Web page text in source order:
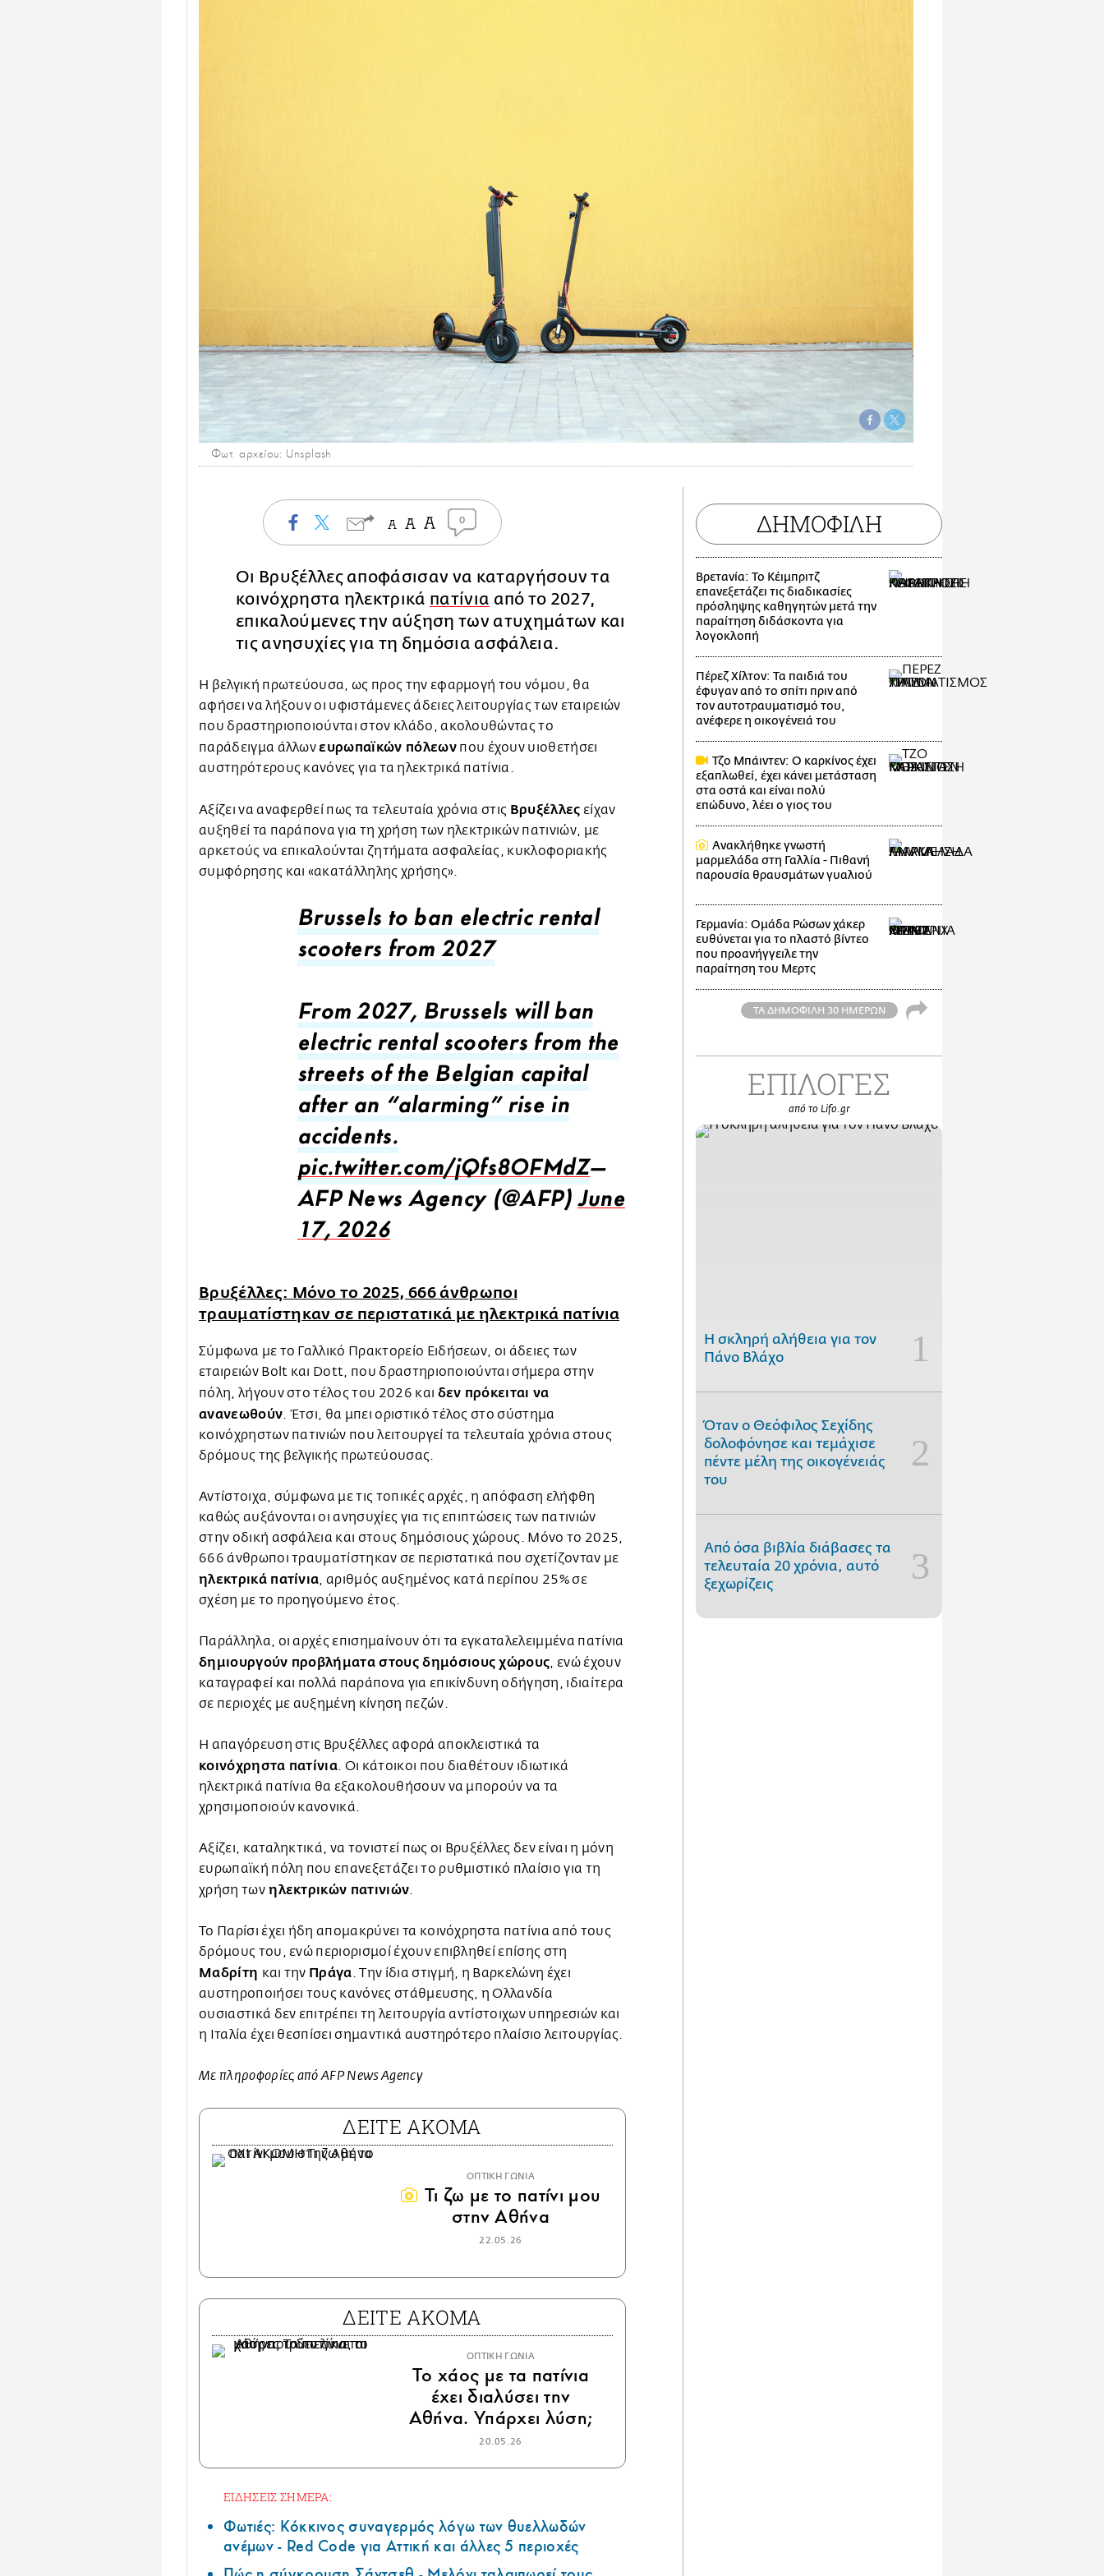
Φωτ. αρχείου: Unsplash
0
Οι Βρυξέλλες αποφάσισαν να καταργήσουν τα
κοινόχρηστα ηλεκτρικά πατίνια από το 2027,
επικαλούμενες την αύξηση των ατυχημάτων και
τις ανησυχίες για τη δημόσια ασφάλεια.
Η βελγική πρωτεύουσα, ως προς την εφαρμογή του νόμου, θα
αφήσει να λήξουν οι υφιστάμενες άδειες λειτουργίας των εταιρειών
που δραστηριοποιούνται στον κλάδο, ακολουθώντας το
παράδειγμα άλλωνευρωπαϊκών πόλεωνπου έχουν υιοθετήσει
αυστηρότερους κανόνες για τα ηλεκτρικά πατίνια.
Αξίζει να αναφερθεί πως τα τελευταία χρόνια στις Βρυξέλλες είχαν
αυξηθεί τα παράπονα για τη χρήση των ηλεκτρικών πατινιών, με
αρκετούς να επικαλούνται ζητήματα ασφαλείας, κυκλοφοριακής
συμφόρησης και «ακατάλληλης χρήσης».
Brussels to ban electric rental
scooters from 2027
From 2027, Brussels will ban
electric rental scooters from the
streets of the Belgian capital
after an “alarming” rise in
accidents.
pic.twitter.com/jQfs8OFMdZ—
AFP News Agency (@AFP) June
17, 2026
Βρυξέλλες: Μόνο το 2025, 666 άνθρωποι
τραυματίστηκαν σε περιστατικά με ηλεκτρικά πατίνια
Σύμφωνα με το Γαλλικό Πρακτορείο Ειδήσεων, οι άδειες των
εταιρειών Bolt και Dott, που δραστηριοποιούνται σήμερα στην
πόλη, λήγουν στο τέλος του 2026 και δεν πρόκειται να
ανανεωθούν. Έτσι, θα μπει οριστικό τέλος στο σύστημα
κοινόχρηστων πατινιών που λειτουργεί τα τελευταία χρόνια στους
δρόμους της βελγικής πρωτεύουσας.
Αντίστοιχα, σύμφωνα με τις τοπικές αρχές, η απόφαση ελήφθη
καθώς αυξάνονται οι ανησυχίες για τις επιπτώσεις των πατινιών
στην οδική ασφάλεια και στους δημόσιους χώρους. Μόνο το 2025,
666 άνθρωποι τραυματίστηκαν σε περιστατικά που σχετίζονταν με
ηλεκτρικά πατίνια, αριθμός αυξημένος κατά περίπου 25% σε
σχέση με το προηγούμενο έτος.
Παράλληλα, οι αρχές επισημαίνουν ότι τα εγκαταλελειμμένα πατίνια
δημιουργούν προβλήματα στους δημόσιους χώρους, ενώ έχουν
καταγραφεί και πολλά παράπονα για επικίνδυνη οδήγηση, ιδιαίτερα
σε περιοχές με αυξημένη κίνηση πεζών.
Η απαγόρευση στις Βρυξέλλες αφορά αποκλειστικά τα
κοινόχρηστα πατίνια. Οι κάτοικοι που διαθέτουν ιδιωτικά
ηλεκτρικά πατίνια θα εξακολουθήσουν να μπορούν να τα
χρησιμοποιούν κανονικά.
Αξίζει, καταληκτικά, να τονιστεί πως οι Βρυξέλλες δεν είναι η μόνη
ευρωπαϊκή πόλη που επανεξετάζει το ρυθμιστικό πλαίσιο για τη
χρήση τωνηλεκτρικών πατινιών.
Το Παρίσι έχει ήδη απομακρύνει τα κοινόχρηστα πατίνια από τους
δρόμους του, ενώ περιορισμοί έχουν επιβληθεί επίσης στη
Μαδρίτη και την Πράγα. Την ίδια στιγμή, η Βαρκελώνη έχει
αυστηροποιήσει τους κανόνες στάθμευσης, η Ολλανδία
ουσιαστικά δεν επιτρέπει τη λειτουργία αντίστοιχων υπηρεσιών και
η Ιταλία έχει θεσπίσει σημαντικά αυστηρότερο πλαίσιο λειτουργίας.
Με πληροφορίες από AFP News Agency
ΔΕΙΤΕ ΑΚΟΜΑ
ΟΠΤΙΚΗ ΓΩΝΙΑ
Τι ζω με το πατίνι μου
στην Αθήνα
22.05.26
ΔΕΙΤΕ ΑΚΟΜΑ
ΟΠΤΙΚΗ ΓΩΝΙΑ
Το χάος με τα πατίνια
έχει διαλύσει την
Αθήνα. Υπάρχει λύση;
20.05.26
ΕΙΔΗΣΕΙΣ ΣΗΜΕΡΑ:
Φωτιές: Κόκκινος συναγερμός λόγω των θυελλωδών
ανέμων - Red Code για Αττική και άλλες 5 περιοχές
ΔΗΜΟΦΙΛΗ
Βρετανία: Το Κέιμπριτζ
επανεξετάζει τις διαδικασίες
πρόσληψης καθηγητών μετά την
παραίτηση διδάσκοντα για
λογοκλοπή
Πέρεζ Χίλτον: Τα παιδιά του
έφυγαν από το σπίτι πριν από
τον αυτοτραυματισμό του,
ανέφερε η οικογένειά του
Τζο Μπάιντεν: Ο καρκίνος έχει
εξαπλωθεί, έχει κάνει μετάσταση
στα οστά και είναι πολύ
επώδυνο, λέει ο γιος του
Ανακλήθηκε γνωστή
μαρμελάδα στη Γαλλία - Πιθανή
παρουσία θραυσμάτων γυαλιού
Γερμανία: Ομάδα Ρώσων χάκερ
ευθύνεται για το πλαστό βίντεο
που προανήγγειλε την
παραίτηση του Μερτς
ΤΑ ΔΗΜΟΦΙΛΗ 30 ΗΜΕΡΩΝ
ΕΠΙΛΟΓΕΣ
από το Lifo.gr
H σκληρή αλήθεια για τον
Πάνο Βλάχο
Όταν ο Θεόφιλος Σεχίδης
δολοφόνησε και τεμάχισε
πέντε μέλη της οικογένειάς
του
Από όσα βιβλία διάβασες τα
τελευταία 20 χρόνια, αυτό
ξεχωρίζεις